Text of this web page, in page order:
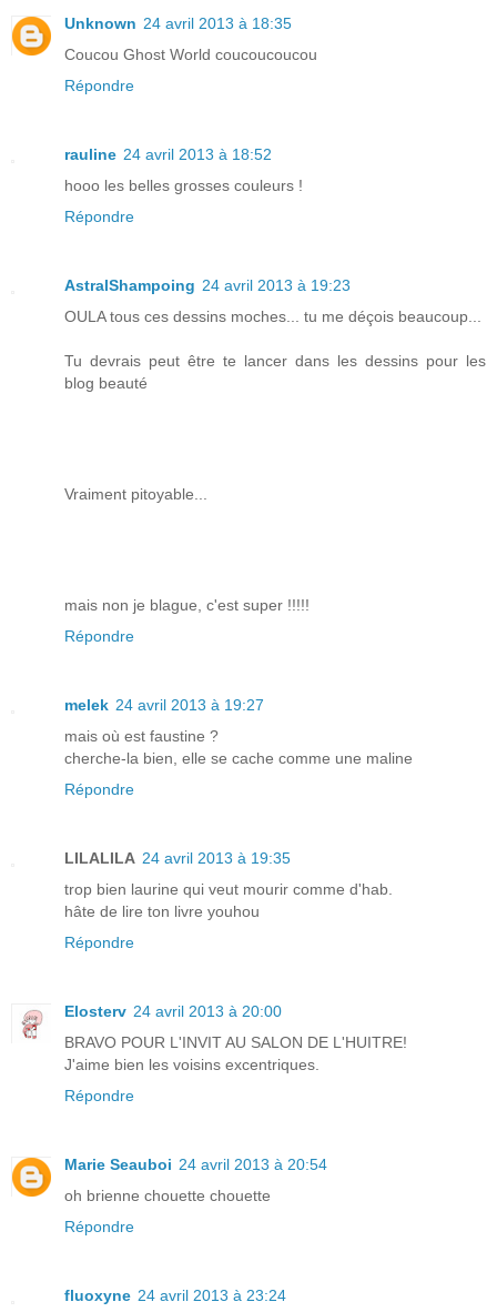
Unknown 24 avril 2013 à 18:35
Coucou Ghost World coucoucoucou
Répondre
rauline 24 avril 2013 à 18:52
hooo les belles grosses couleurs !
Répondre
AstralShampoing 24 avril 2013 à 19:23
OULA tous ces dessins moches... tu me déçois beaucoup...
Tu devrais peut être te lancer dans les dessins pour les
blog beauté
Vraiment pitoyable...
mais non je blague, c'est super !!!!!
Répondre
melek 24 avril 2013 à 19:27
mais où est faustine ?
cherche-la bien, elle se cache comme une maline
Répondre
LILALILA 24 avril 2013 à 19:35
trop bien laurine qui veut mourir comme d'hab.
hâte de lire ton livre youhou
Répondre
Elosterv 24 avril 2013 à 20:00
BRAVO POUR L'INVIT AU SALON DE L'HUITRE!
J'aime bien les voisins excentriques.
Répondre
Marie Seauboi 24 avril 2013 à 20:54
oh brienne chouette chouette
Répondre
fluoxyne 24 avril 2013 à 23:24